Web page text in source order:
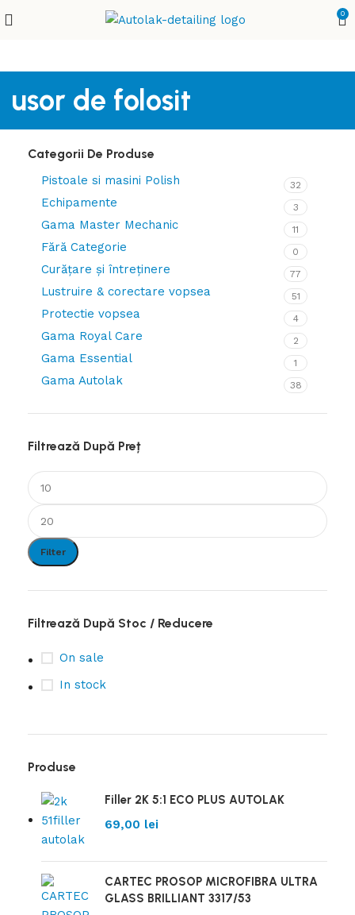
0
usor de folosit
Categorii De Produse
Pistoale si masini Polish 32
Echipamente 3
Gama Master Mechanic 11
Fără Categorie 0
Curățare și întreținere 77
Lustruire & corectare vopsea 51
Protectie vopsea 4
Gama Royal Care 2
Gama Essential 1
Gama Autolak 38
Filtrează După Preț
Filter
Filtrează După Stoc / Reducere
On sale
In stock
Produse
Filler 2K 5:1 ECO PLUS AUTOLAK
69,00 lei
CARTEC PROSOP MICROFIBRA ULTRA
GLASS BRILLIANT 3317/53